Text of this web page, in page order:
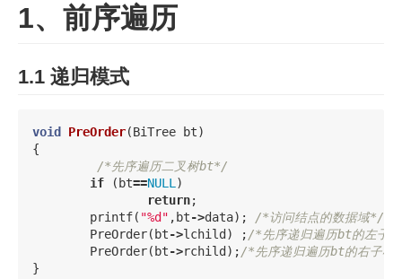
1、前序遍历
1.1 递归模式
void PreOrder(BiTree bt)
{
/*先序遍历二叉树bt*/
if
( bt==NULL)
return;
printf( "%d" , bt->data);
/*访问结点的数据域*/
PreOrder( bt->lchild ) ;/*先序递归遍历bt的左子
PreOrder( bt->rchild );/*先序递归遍历bt的右子
}